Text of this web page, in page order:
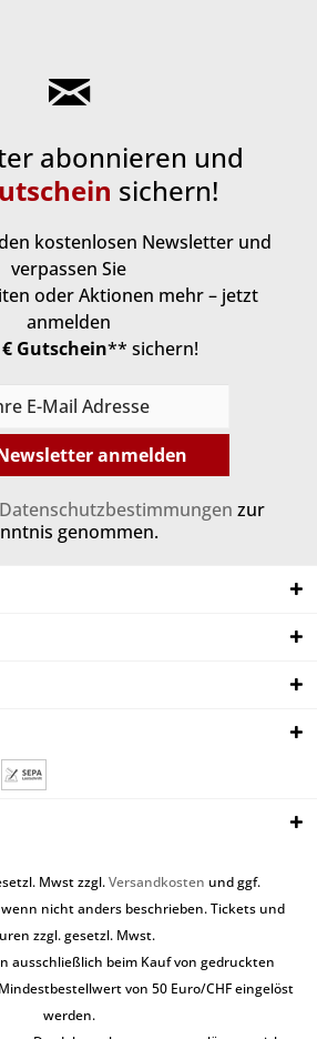
abonnieren und
sichern!
kostenlosen Newsletter und
verpassen Sie
oder Aktionen mehr – jetzt
anmelden
€ Gutschein** sichern!
anmelden
Datenschutzbestimmungen zur
genommen.
Mwst zzgl.Versandkosten und ggf.
nicht anders beschrieben. Tickets und
zzgl. gesetzl. Mwst.
ausschließlich beim Kauf von gedruckten
von 50 Euro/CHF eingelöst
werden.